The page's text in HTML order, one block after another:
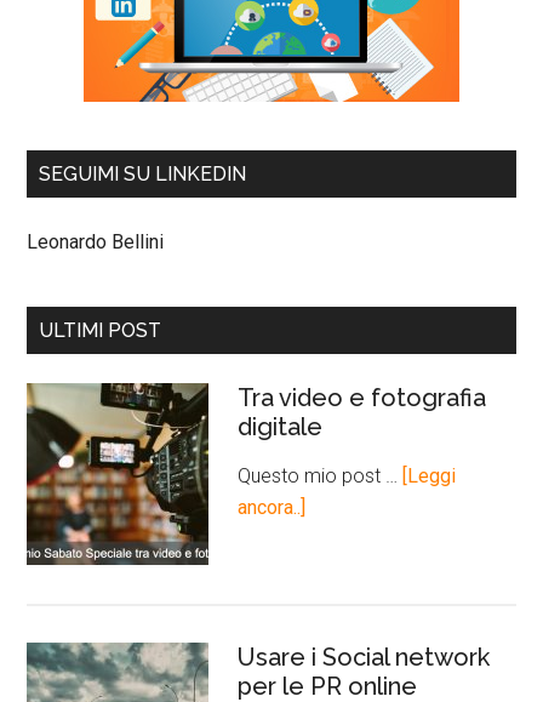
SEGUIMI SU LINKEDIN
Leonardo Bellini
ULTIMI POST
Tra video e fotografia
digitale
Questo mio post … [Leggi
ancora..]
Usare i Social network
per le PR online